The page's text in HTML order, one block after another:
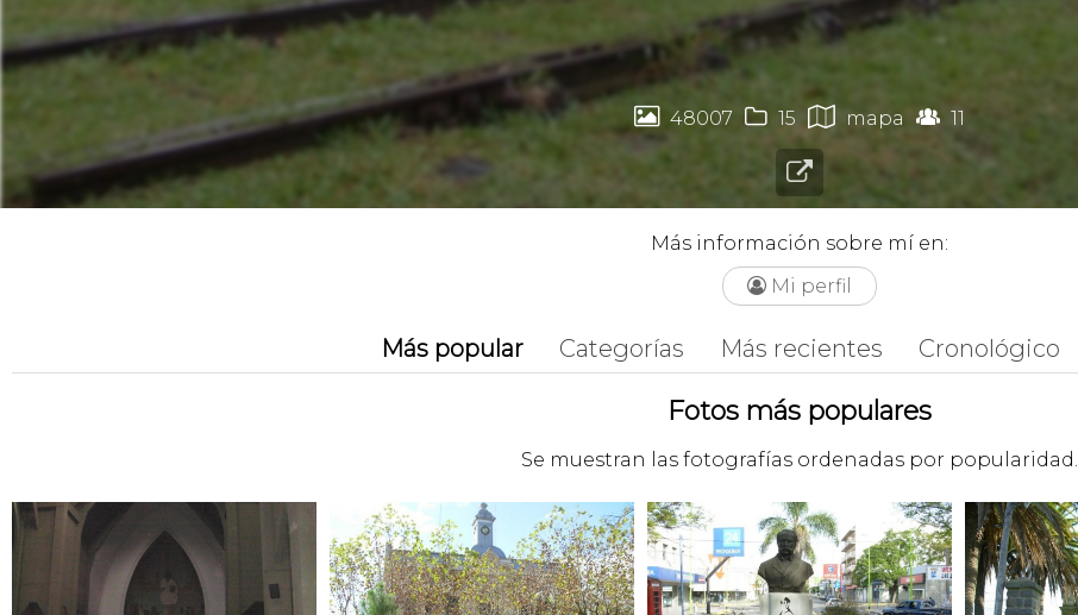
 48007  15  mapa  11

Más información sobre mí en:
 Mi perfil
Más popular Categorías Más recientes Cronológico
Fotos más populares
Se muestran las fotografías ordenadas por popularidad.